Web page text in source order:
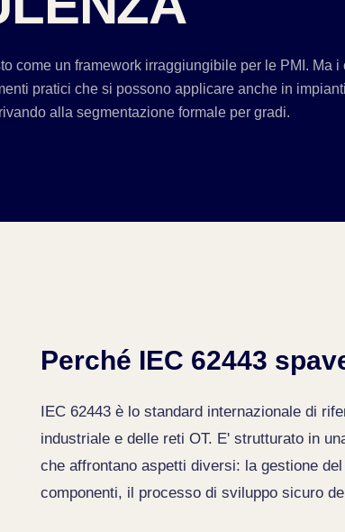
come un framework irraggiungibile per le PMI. Ma i
pratici che si possono applicare anche in
alla segmentazione formale per gradi.
Perché IEC 62443
IEC 62443 è lo standard internazionale di
industriale e delle reti OT. E' strutturato in
che affrontano aspetti diversi: la gestione
componenti, il processo di sviluppo sicuro